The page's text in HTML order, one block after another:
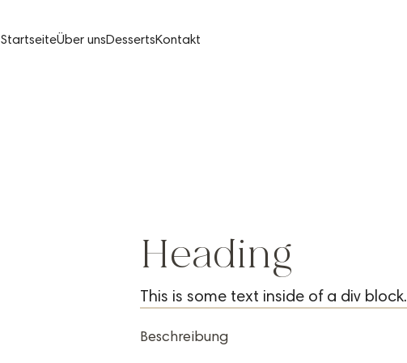
StartseiteÜber unsDessertsKontakt
Heading
This is some text inside of a div block.
Beschreibung